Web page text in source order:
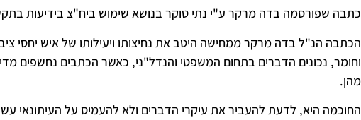
כתבה שפורסמה בדה מרקר ע"י נתי טוקר בנושא שימוש ביח"צ בידיעות
הכתבה הנ"ל בדה מרקר ממחישה היטב את נחיצותו ויעילותו של איש יחסי
וחומר, נכונים הדברים בתחום המשפטי והנדל"ני, כאשר הכתבים נחשפים
מהן.
החוכמה היא, לדעת להעביר את עיקרי הדברים ולא להעמיס על העיתונאי